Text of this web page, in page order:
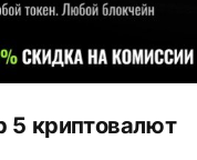
5 криптовалют